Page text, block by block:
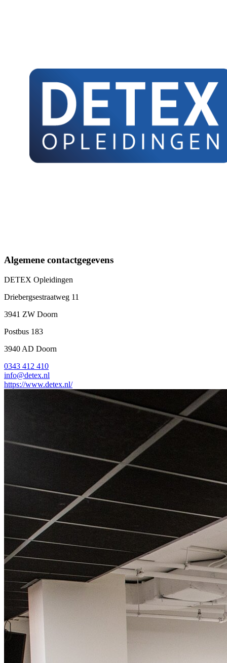
Algemene contactgegevens
DETEX Opleidingen
Driebergsestraatweg 11
3941 ZW Doorn
Postbus 183
3940 AD Doorn
0343 412 410
info@detex.nl
https://www.detex.nl/